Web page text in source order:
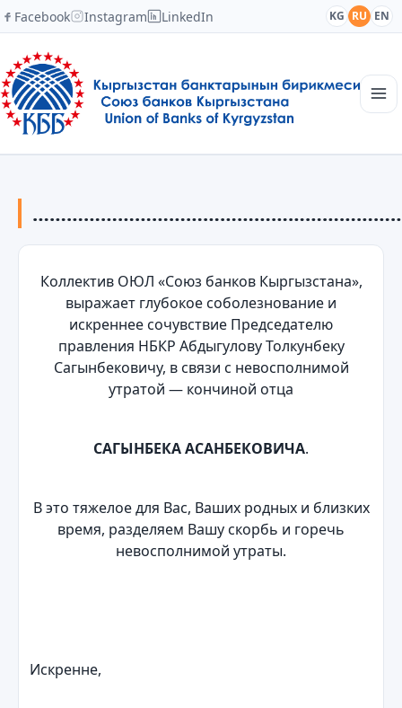
Facebook Instagram LinkedIn KG RU EN
Новости
Сотрудничество
Контакты
Коллектив ОЮЛ «Союз банков Кыргызстана»,
выражает глубокое соболезнование и
искреннее сочувствие Председателю
правления НБКР Абдыгулову Толкунбеку
Сагынбековичу, в связи с невосполнимой
утратой — кончиной отца
САГЫНБЕКА АСАНБЕКОВИЧА.
В это тяжелое для Вас, Ваших родных и близких
время, разделяем Вашу скорбь и горечь
невосполнимой утраты.
Искренне,